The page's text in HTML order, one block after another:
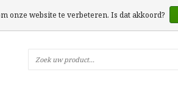
onze website te verbeteren. Is dat akkoord?